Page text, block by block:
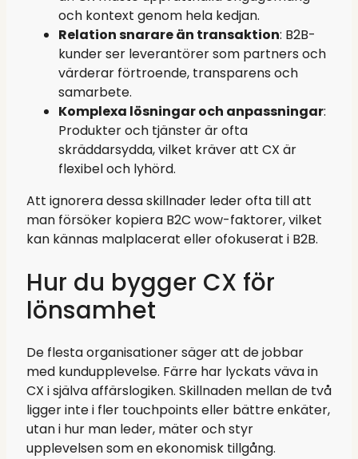
och kontext genom hela kedjan.
Relation snarare än transaktion: B2B-
kunder ser leverantörer som partners och
värderar förtroende, transparens och
samarbete.
Komplexa lösningar och anpassningar:
Produkter och tjänster är ofta
skräddarsydda, vilket kräver att CX är
flexibel och lyhörd.
Att ignorera dessa skillnader leder ofta till att
man försöker kopiera B2C wow-faktorer, vilket
kan kännas malplacerat eller ofokuserat i B2B.
Hur du bygger CX för
lönsamhet
De flesta organisationer säger att de jobbar
med kundupplevelse. Färre har lyckats väva in
CX i själva affärslogiken. Skillnaden mellan de två
ligger inte i fler touchpoints eller bättre enkäter,
utan i hur man leder, mäter och styr
upplevelsen som en ekonomisk tillgång.